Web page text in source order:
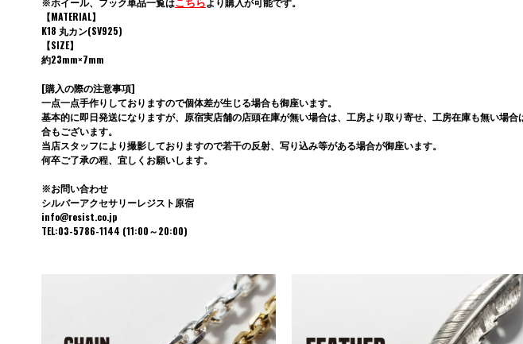
【MATERIAL】
K18 丸カン(SV925)
【SIZE】
約23mm×7mm
[購入の際の注意事項]
一点一点手作りしておりますので個体差が生じる場合も御座います。
基本的に即日発送になりますが、原宿実店舗の店頭在庫が無い場合は、工房より取り寄せ、工房在庫も無い場
合もございます。
当店スタッフにより撮影しておりますので若干の反射、写り込み等がある場合が御座います。
何卒ご了承の程、宜しくお願いします。
※お問い合わせ
シルバーアクセサリーレジスト原宿
info@resist.co.jp
TEL:03-5786-1144 (11:00～20:00)